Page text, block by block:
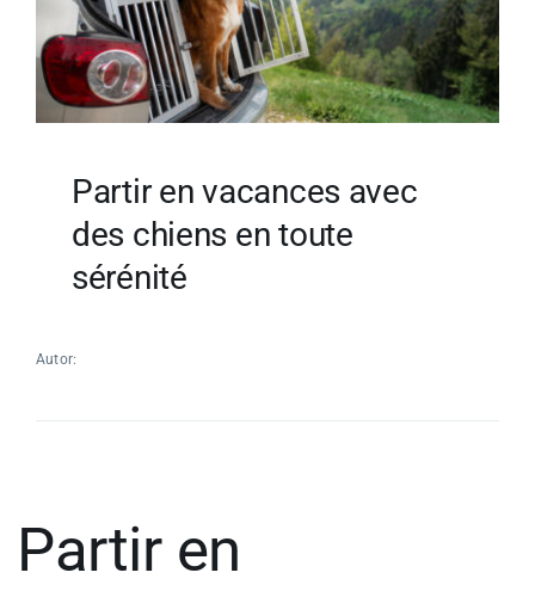
Partir en vacances avec
des chiens en toute
sérénité
Autor:
Partir en